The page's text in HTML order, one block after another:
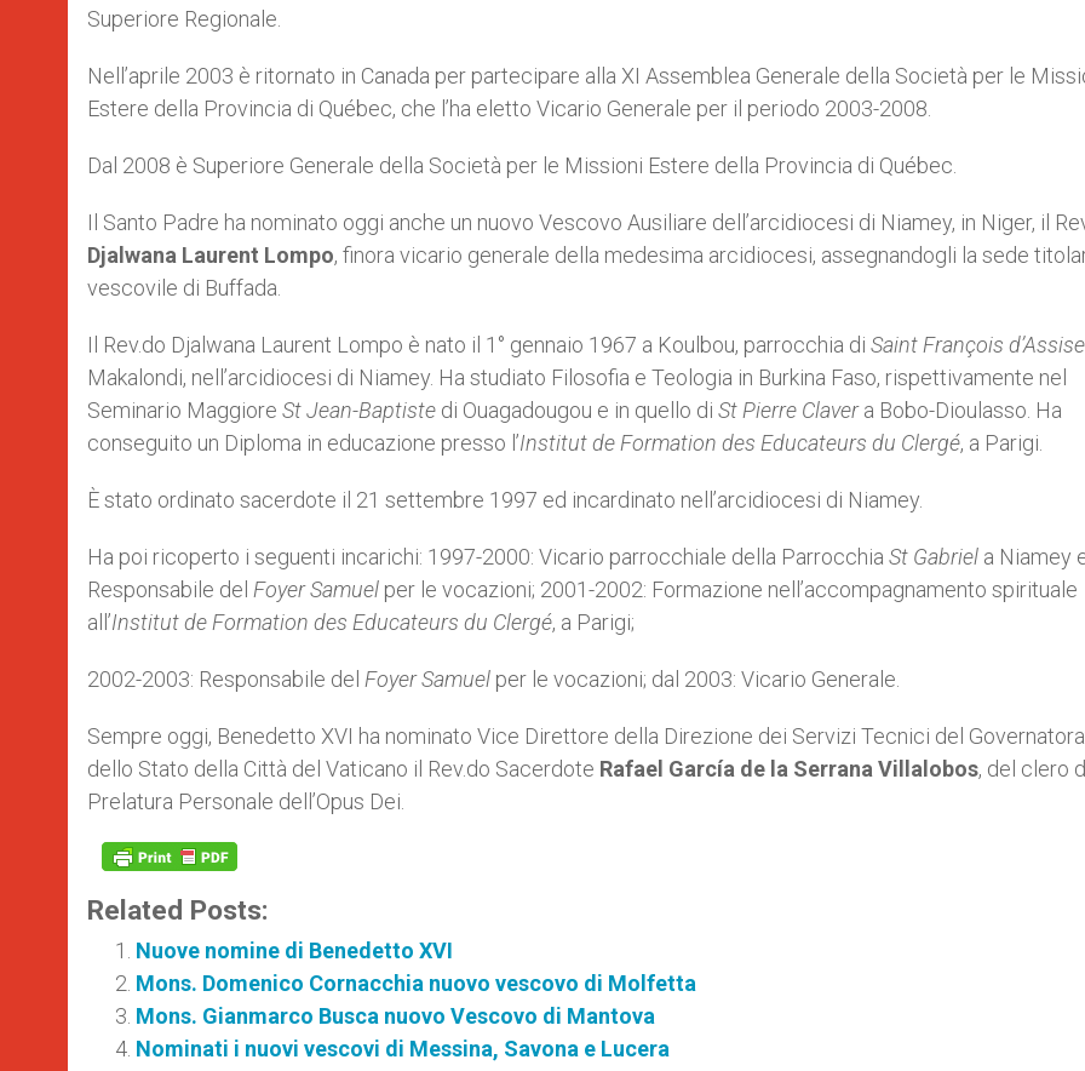
Superiore Regionale.
Nell’aprile 2003 è ritornato in Canada per partecipare alla XI Assemblea Generale della Società per le
Estere della Provincia di Québec, che l’ha eletto Vicario Generale per il periodo 2003-2008.
Dal 2008 è Superiore Generale della Società per le Missioni Estere della Provincia di Québec.
Il Santo Padre ha nominato oggi anche un nuovo Vescovo Ausiliare dell’arcidiocesi di Niamey, in Niger, il
Djalwana Laurent Lompo, finora vicario generale della medesima arcidiocesi, assegnandogli la sede
vescovile di Buffada.
Il Rev.do Djalwana Laurent Lompo è nato il 1° gennaio 1967 a Koulbou, parrocchia di Saint François d’Assise
Makalondi, nell’arcidiocesi di Niamey. Ha studiato Filosofia e Teologia in Burkina Faso, rispettivamente nel
Seminario Maggiore St Jean-Baptiste di Ouagadougou e in quello di St Pierre Clavera Bobo-Dioulasso. Ha
conseguito un Diploma in educazione presso l’Institut de Formation des Educateurs du Clergé, a Parigi.
È stato ordinato sacerdote il 21 settembre 1997 ed incardinato nell’arcidiocesi di Niamey.
Ha poi ricoperto i seguenti incarichi: 1997-2000: Vicario parrocchiale della Parrocchia St Gabriel a Niamey
Responsabile del Foyer Samuel per le vocazioni; 2001-2002: Formazione nell’accompagnamento spirituale
all’Institut de Formation des Educateurs du Clergé, a Parigi;
2002-2003: Responsabile del Foyer Samuel per le vocazioni; dal 2003: Vicario Generale.
Sempre oggi, Benedetto XVI ha nominato Vice Direttore della Direzione dei Servizi Tecnici del
dello Stato della Città del Vaticano il Rev.do Sacerdote Rafael García de la Serrana Villalobos, del clero
Prelatura Personale dell’Opus Dei.
Related Posts:
Nuove nomine di Benedetto XVI
Mons. Domenico Cornacchia nuovo vescovo di Molfetta
Mons. Gianmarco Busca nuovo Vescovo di Mantova
Nominati i nuovi vescovi di Messina, Savona e Lucera